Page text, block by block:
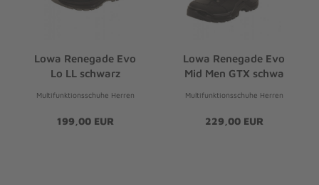
Lowa Renegade Evo
Lo LL schwarz
Multifunktionsschuhe Herren
199,00 EUR
Lowa Renegade Evo
Mid Men GTX schwa
Multifunktionsschuhe Herren
229,00 EUR